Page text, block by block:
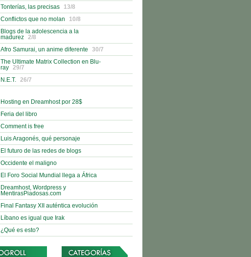
Tonterías, las precisas
13/8
Conflictos que no molan
10/8
Blogs de la adolescencia a la
madurez
2/8
Afro Samurai, un anime diferente
30/7
The Ultimate Matrix Collection en Blu-
ray
29/7
N.E.T.
26/7
Hosting en Dreamhost por 28$
Feria del libro
Comment is free
Luis Aragonés, qué personaje
El futuro de las redes de blogs
Occidente el maligno
El Foro Social Mundial llega a África
Dreamhost, Wordpress y
MentirasPiadosas.com
Final Fantasy XII auténtica evolución
Líbano es igual que Irak
¿Qué es esto?